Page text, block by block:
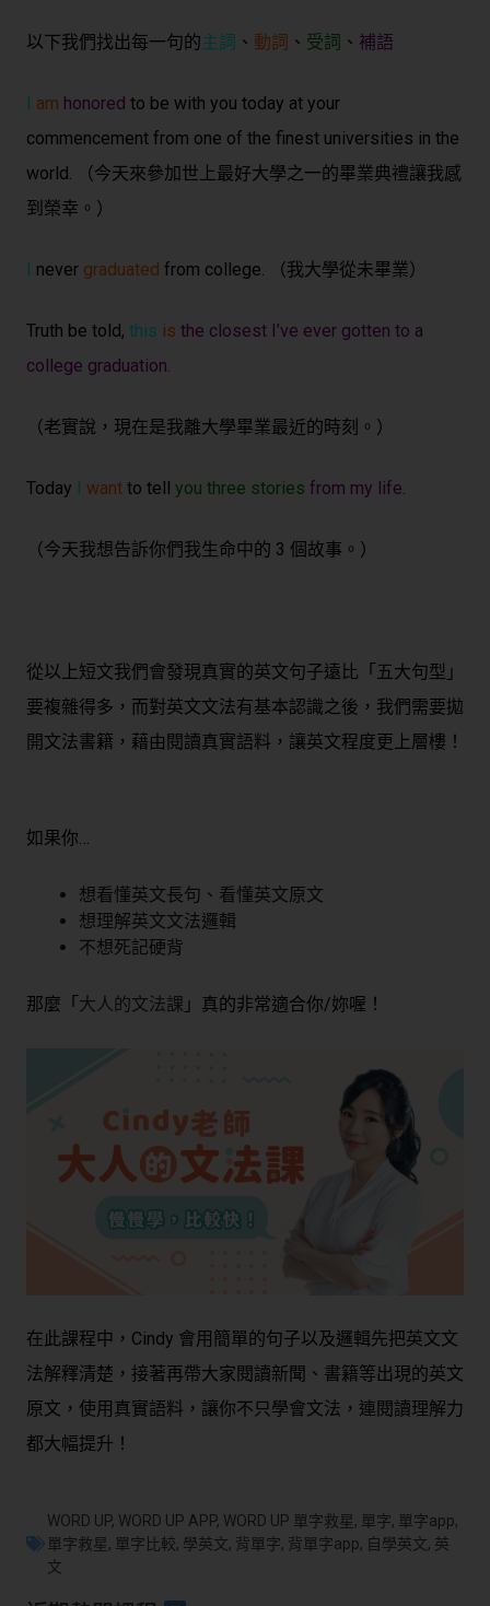
以下我們找出每一句的主詞 、 動詞 、 受詞 、 補語
I am honored to be with you today at your
commencement from one of the finest universities in the
world. （今天來參加世上最好大學之一的畢業典禮讓我感
到榮幸。）
I never graduated from college. （我大學從未畢業）
Truth be told, this is the closest I’ve ever gotten to a
college graduation
（老實說，現在是我離大學畢業最近的時刻。）
Today I want to tell you three stories from my life
（今天我想告訴你們我生命中的 3 個故事。）
從以上短文我們會發現真實的英文句子遠比「五大句型」
要複雜得多，而對英文文法有基本認識之後，我們需要拋
開文法書籍，藉由閱讀真實語料，讓英文程度更上層樓！
如果你…
想看懂英文長句、看懂英文原文
想理解英文文法邏輯
不想死記硬背
那麼「 大人的文法課 」真的非常適合你/妳喔！
在此課程中，Cindy 會用簡單的句子以及邏輯先把英文文
法解釋清楚，接著再帶大家閱讀新聞、書籍等出現的英文
原文，使用真實語料，讓你不只學會文法，連閱讀理解力
都大幅提升！
WORD UP, WORD UP APP, WORD UP 單字救星, 單字, 單字app,
單字救星, 單字比較, 學英文, 背單字, 背單字app, 自學英文, 英
文